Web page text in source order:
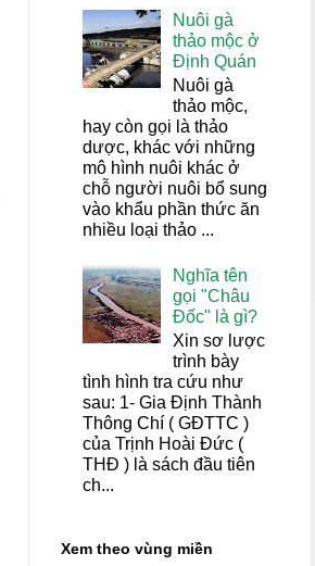
Nuôi gà
thảo mộc ở
Định Quán
Nuôi gà
thảo mộc,
hay còn gọi là thảo
dược, khác với những
mô hình nuôi khác ở
chỗ người nuôi bổ sung
vào khẩu phần thức ăn
nhiều loại thảo ...
Nghĩa tên
gọi "Châu
Đốc" là gì?
Xin sơ lược
trình bày
tình hình tra cứu như
sau: 1- Gia Định Thành
Thông Chí ( GĐTTC )
của Trịnh Hoài Đức (
THĐ ) là sách đầu tiên
ch...
Xem theo vùng miền